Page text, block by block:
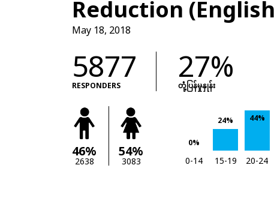
Reduction
May 18, 2018
5877
RESPONDERS
27%
တုံံ့ပြန်မှုနှုန်း
46%
2638
54%
3083
0%
24% 44%
0-14 15-19 20-24